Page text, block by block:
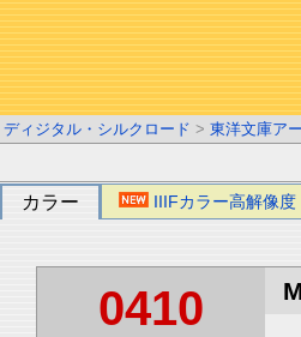
ディジタル・シルクロード > 東洋文庫ア
カラー IIIFカラー高解像度
0410